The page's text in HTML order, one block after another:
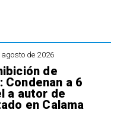
agosto de 2026
de
a 6
a autor de
en Calama